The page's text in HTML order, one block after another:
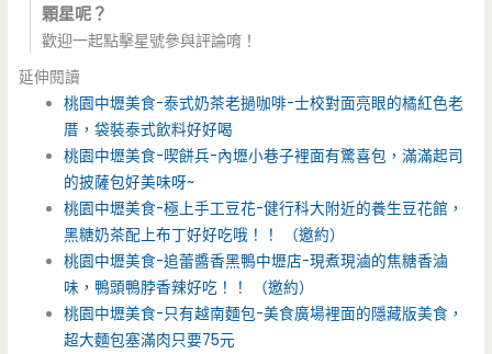
顆星呢？
歡迎一起點擊星號參與評論唷！
延伸閱讀
桃園中壢美食-泰式奶茶老撾咖啡-士校對面亮眼的橘紅色老
厝，袋裝泰式飲料好好喝
桃園中壢美食-喫餅兵-內壢小巷子裡面有驚喜包，滿滿起司
的披薩包好美味呀~
桃園中壢美食-極上手工豆花-健行科大附近的養生豆花館，
黑糖奶茶配上布丁好好吃哦！！ （邀約）
桃園中壢美食-追蕾醬香黑鴨中壢店-現煮現滷的焦糖香滷
味，鴨頭鴨脖香辣好吃！！ （邀約）
桃園中壢美食-只有越南麵包-美食廣場裡面的隱藏版美食，
超大麵包塞滿肉只要75元